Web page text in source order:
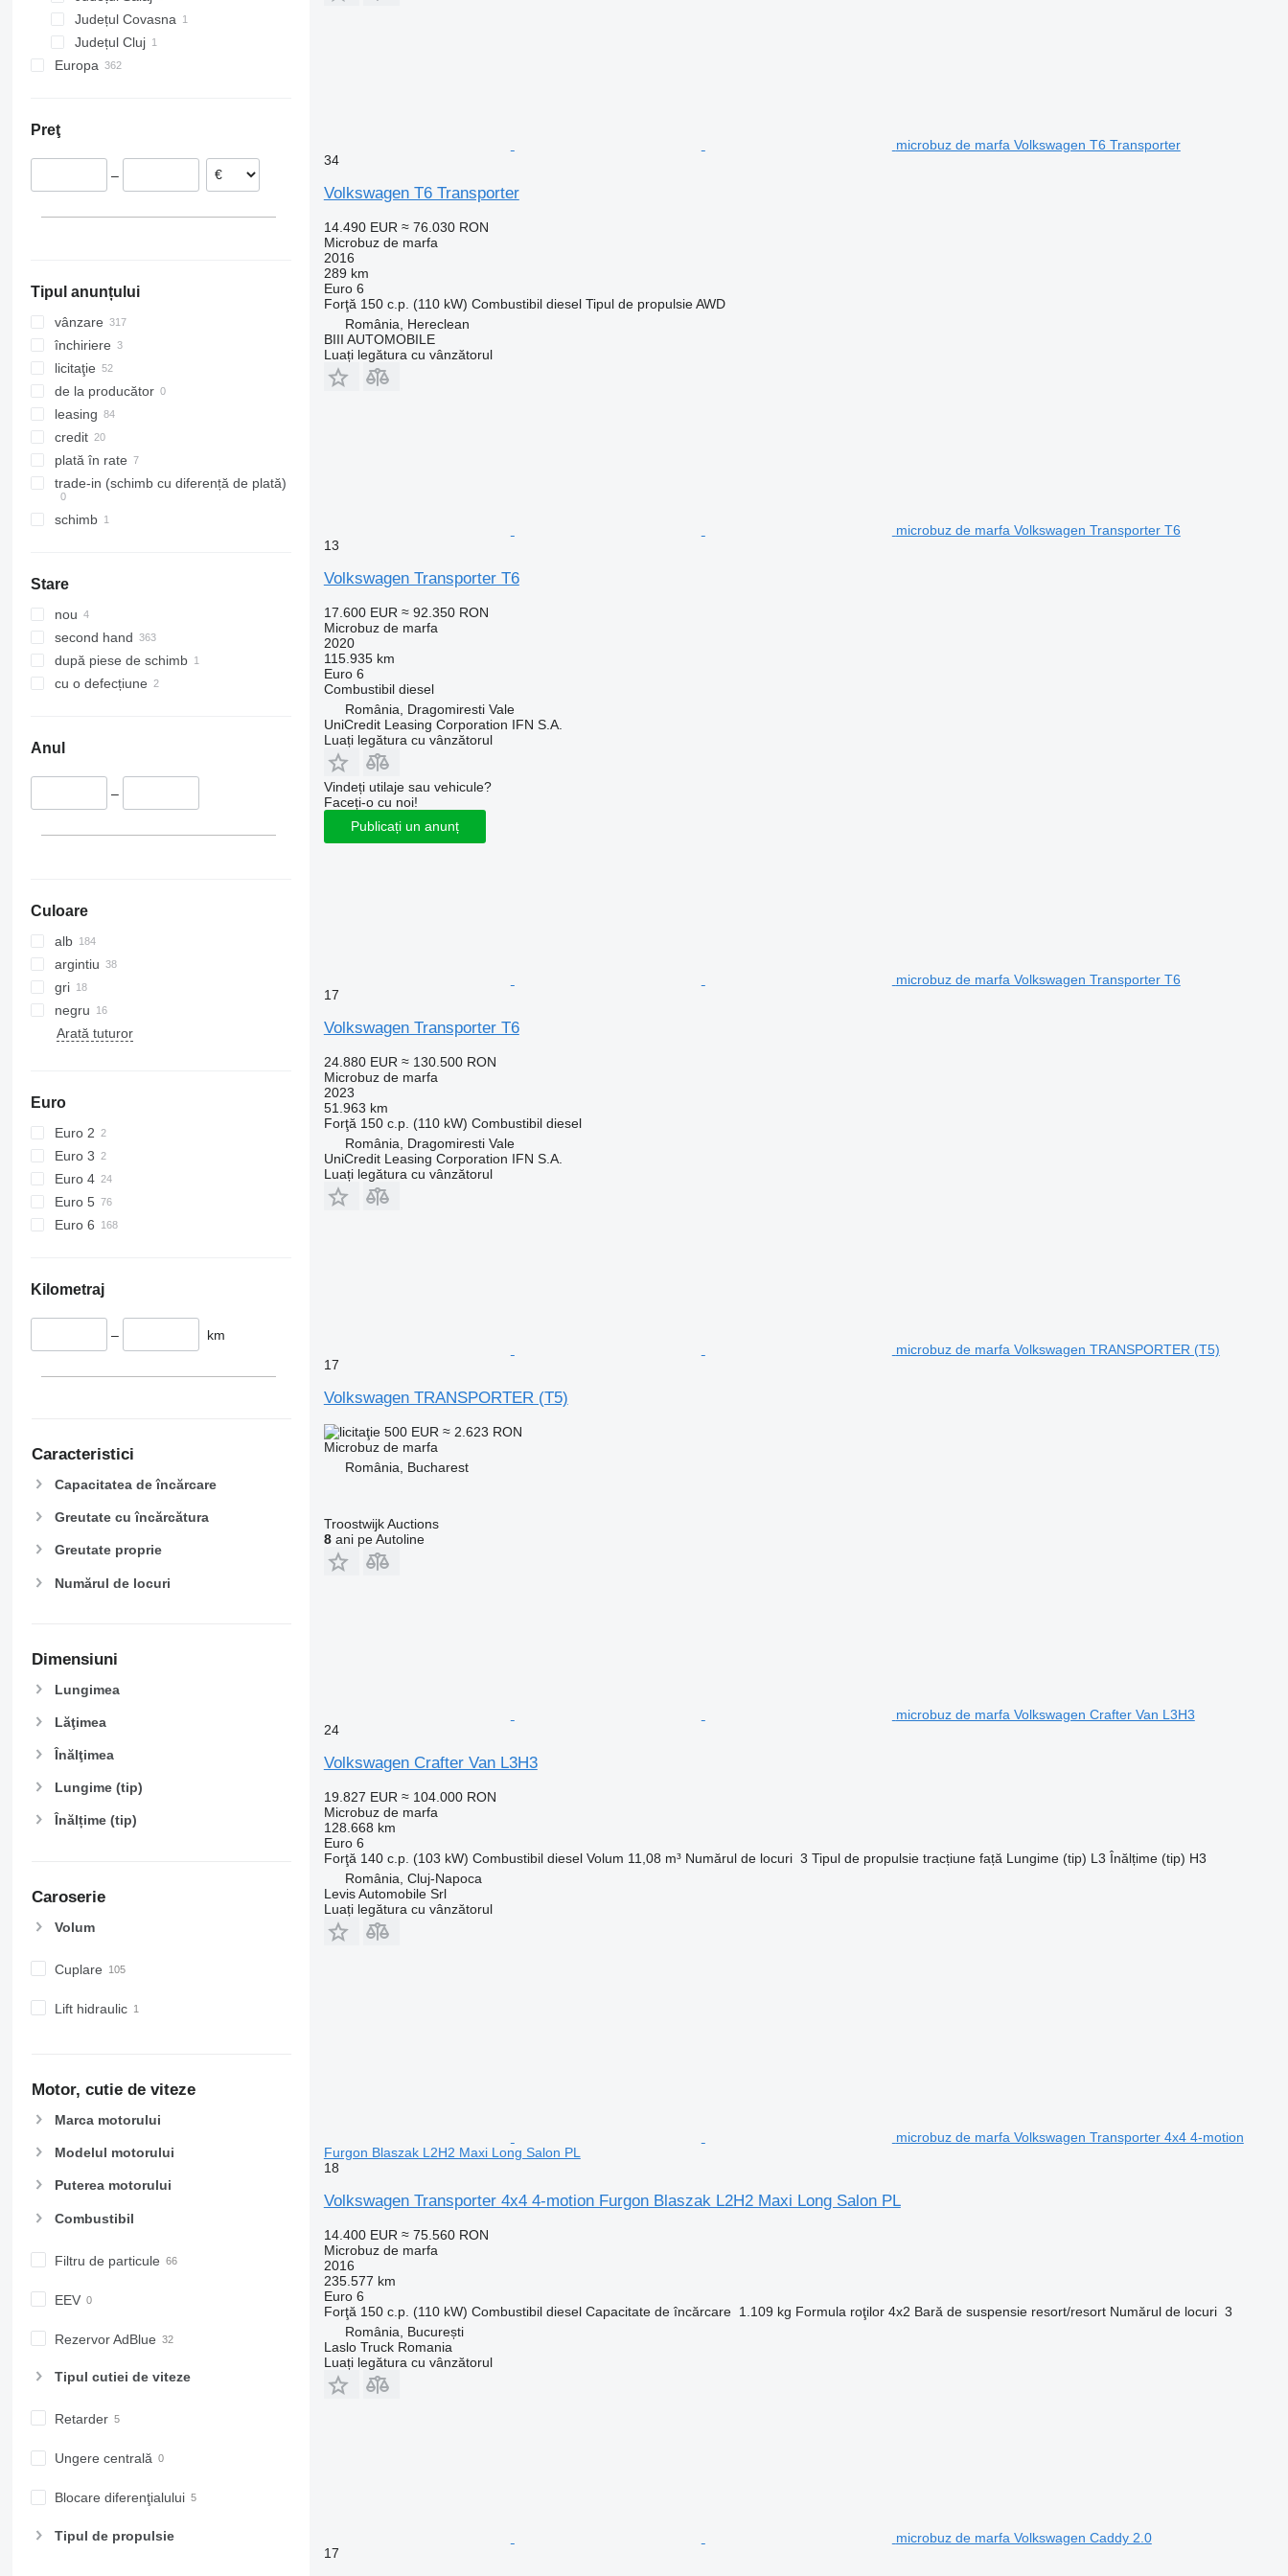
Hereclean
Județul Covasna
Județul Cluj
Europa
Cehia
Belgia
Preţ
–
Tipul anunțului
vânzare
închiriere
licitaţie
de la producător
leasing
credit
plată în rate
trade-in (schimb cu diferență de plată)
schimb
Stare
nou
second hand
după piese de schimb
cu o defecțiune
Anul
–
Culoare
alb
argintiu
gri
negru
Arată tuturor
Euro
Euro 2
Euro 3
Euro 4
Euro 5
Euro 6
Kilometraj
– km
Caracteristici
Capacitatea de încărcare
Greutate cu încărcătura
Greutate proprie
Numărul de locuri
Dimensiuni
Lungimea
Lăţimea
Înălţimea
Lungime (tip)
Înălțime (tip)
Caroserie
Volum
Cuplare
Lift hidraulic
Motor, cutie de viteze
Marca motorului
Modelul motorului
Puterea motorului
Combustibil
Filtru de particule
EEV
Rezervor AdBlue
Tipul cutiei de viteze
Retarder
Ungere centrală
Blocare diferenţialului
Tipul de propulsie
microbuz de marfa Volkswagen T6 Transporter
34
Volkswagen T6 Transporter
14.490 EUR ≈ 76.030 RON
Microbuz de marfa
2016
289 km
Euro 6
Forţă 150 c.p. (110 kW) Combustibil diesel Tipul de propulsie AWD
România, Hereclean
BIII AUTOMOBILE
Luați legătura cu vânzătorul
microbuz de marfa Volkswagen Transporter T6
13
Volkswagen Transporter T6
17.600 EUR ≈ 92.350 RON
Microbuz de marfa
2020
115.935 km
Euro 6
Combustibil diesel
România, Dragomiresti Vale
UniCredit Leasing Corporation IFN S.A.
Luați legătura cu vânzătorul
Vindeți utilaje sau vehicule?
Faceți-o cu noi!
Publicați un anunț
microbuz de marfa Volkswagen Transporter T6
17
Volkswagen Transporter T6
24.880 EUR ≈ 130.500 RON
Microbuz de marfa
2023
51.963 km
Forţă 150 c.p. (110 kW) Combustibil diesel
România, Dragomiresti Vale
UniCredit Leasing Corporation IFN S.A.
Luați legătura cu vânzătorul
microbuz de marfa Volkswagen TRANSPORTER (T5)
17
Volkswagen TRANSPORTER (T5)
500 EUR ≈ 2.623 RON
Microbuz de marfa
România, Bucharest
Troostwijk Auctions
8ani pe Autoline
microbuz de marfa Volkswagen Crafter Van L3H3
24
Volkswagen Crafter Van L3H3
19.827 EUR ≈ 104.000 RON
Microbuz de marfa
128.668 km
Euro 6
Forţă 140 c.p. (103 kW) Combustibil diesel Volum 11,08 m³ Numărul de locuri 3 Tipul de propulsie tracțiune față Lungime (tip) L3 Înălțime (tip) H3
România, Cluj-Napoca
Levis Automobile Srl
Luați legătura cu vânzătorul
microbuz de marfa Volkswagen Transporter 4x4 4-motion
Furgon Blaszak L2H2 Maxi Long Salon PL
18
Volkswagen Transporter 4x4 4-motion Furgon Blaszak L2H2 Maxi Long Salon PL
14.400 EUR ≈ 75.560 RON
Microbuz de marfa
2016
235.577 km
Euro 6
Forţă 150 c.p. (110 kW) Combustibil diesel Capacitate de încărcare 1.109 kg Formula roţilor 4x2 Bară de suspensie resort/resort Numărul de locuri 3
România, București
Laslo Truck Romania
Luați legătura cu vânzătorul
microbuz de marfa Volkswagen Caddy 2.0
17